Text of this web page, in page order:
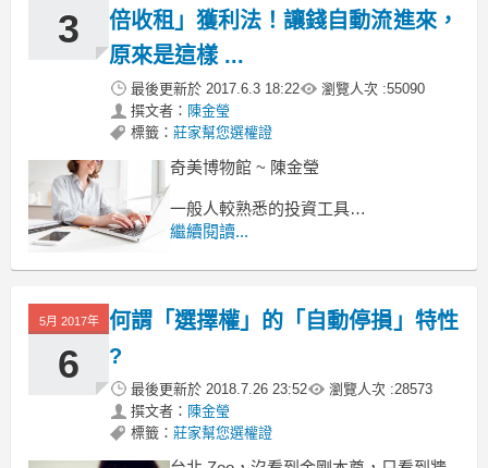
點，下週卻看到它變成 45 點，
3
倍收租」獲利法！讓錢自動流進來，
原來是這樣 ...
最後更新於 2017.6.3 18:22 瀏覽人次 :55090
撰文者： 陳金瑩
標籤： 莊家幫您選權證
奇美博物館 ~ 陳金瑩
一般人較熟悉的投資工具
有 股票、定存、房地產 等幾種
盤勢好，股票才會漲，才會賺
繼續閱讀...
5月 2017年
6
何謂「選擇權」的「自動停損」特性
?
最後更新於 2018.7.26 23:52 瀏覽人次 :28573
撰文者： 陳金瑩
標籤： 莊家幫您選權證